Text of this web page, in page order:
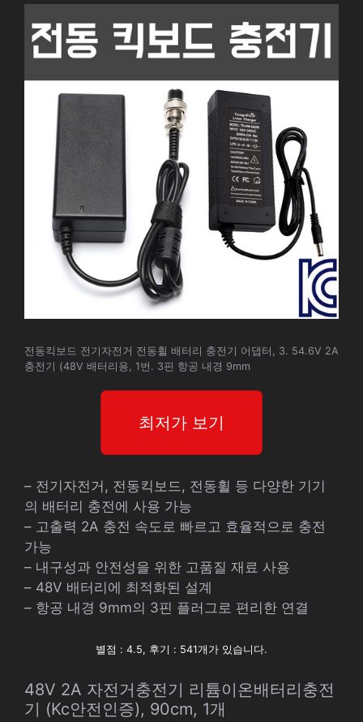
전동킥보드 전기자전거 전동휠 배터리 충전기 어댑터, 3. 54.6V 2A
충전기 (48V 배터리용, 1번. 3핀 항공 내경 9mm
최저가 보기
– 전기자전거, 전동킥보드, 전동휠 등 다양한 기기
의 배터리 충전에 사용 가능
– 고출력 2A 충전 속도로 빠르고 효율적으로 충전
가능
– 내구성과 안전성을 위한 고품질 재료 사용
– 48V 배터리에 최적화된 설계
– 항공 내경 9mm의 3핀 플러그로 편리한 연결
별점 : 4.5, 후기 : 541개가 있습니다.
48V 2A 자전거충전기 리튬이온배터리충전
기 (Kc안전인증), 90cm, 1개